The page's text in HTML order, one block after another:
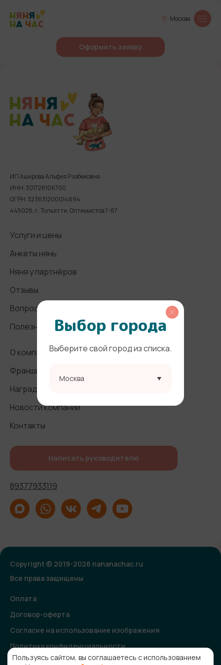
Москва
Оформить заявку
ИП Аширова Альфия Рзабековна
ИНН: 301728106700
ОГРН: 323631200014894
445028, г. Тольятти, Оптимистов 7-87
Услуги и цены
Анкеты нянь
Няня у партнёров
Отзывы
Вопросы и ответы
Полезные статьи
О компании
Франшиза
Награды и СМИ
Новости компании
Контакты
Написать руководителю
89377933119
Copyright © 2019-2026 nananachac.ru
Все права защищены
Оплата
Договор-оферта
Согласие на использование изображения
Политика конфиденциальности
Согласие на получение рекламной и информационной
Выбор города
Выберите свой город из списка.
Москва
Пользуясь сайтом, вы соглашаетесь с использованием